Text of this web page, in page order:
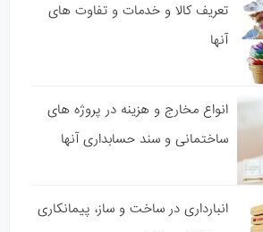
تعریف کالا و خدمات و تفاوت های
آنها
انواع مخارج و هزینه در پروژه های
ساختمانی و سند حسابداری آنها
انبارداری در ساخت و ساز، پیمانکاری